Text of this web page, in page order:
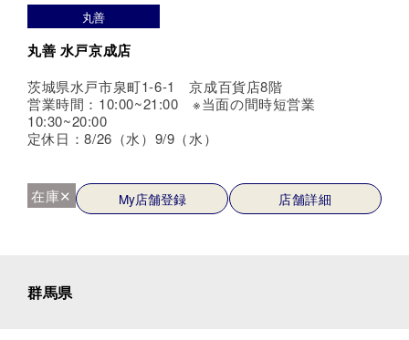
丸善
丸善 水戸京成店
茨城県水戸市泉町1-6-1 京成百貨店8階
営業時間：10:00~21:00 ※当面の間時短営業
10:30~20:00
定休日：8/26（水）9/9（水）
在庫✕ My店舗登録 店舗詳細
群馬県